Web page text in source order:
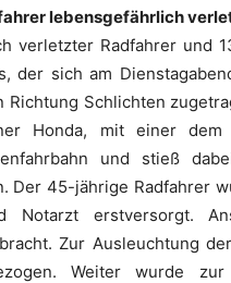
lebensgefährlich
verletzter Radfahrer und
der sich am
Richtung Schlichten
Honda, mit einer dem
und stieß
Der 45-jährige Radfahrer
Notarzt erstversorgt.
Zur Ausleuchtung
Weiter wurde